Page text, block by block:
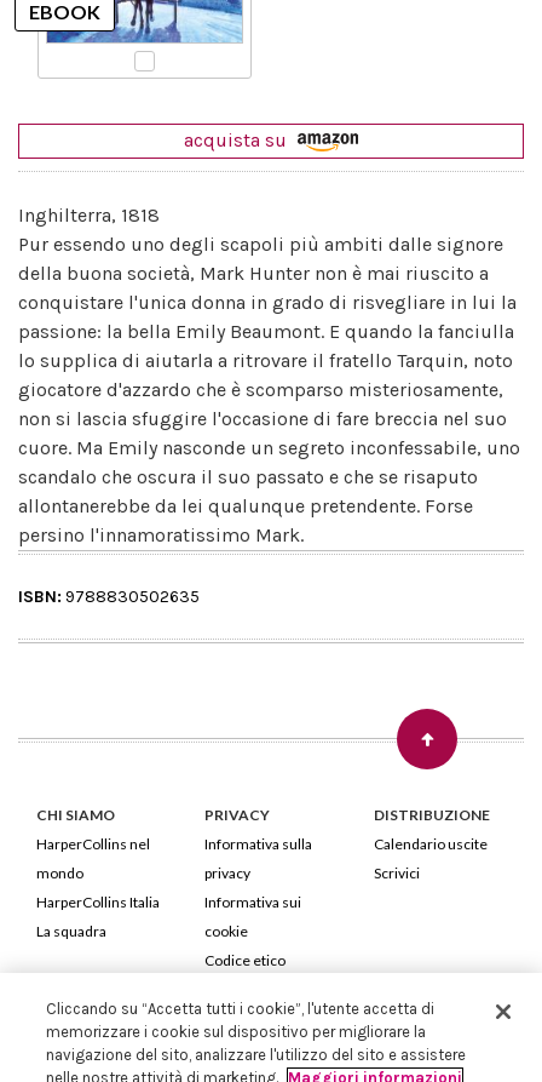
acquista su
Inghilterra, 1818
Pur essendo uno degli scapoli più ambiti dalle signore
della buona società, Mark Hunter non è mai riuscito a
conquistare l'unica donna in grado di risvegliare in lui la
passione: la bella Emily Beaumont. E quando la fanciulla
lo supplica di aiutarla a ritrovare il fratello Tarquin, noto
giocatore d'azzardo che è scomparso misteriosamente,
non si lascia sfuggire l'occasione di fare breccia nel suo
cuore. Ma Emily nasconde un segreto inconfessabile, uno
scandalo che oscura il suo passato e che se risaputo
allontanerebbe da lei qualunque pretendente. Forse
persino l'innamoratissimo Mark.
ISBN: 9788830502635
CHI SIAMO
HarperCollins nel
mondo
HarperCollins Italia
La squadra
PRIVACY
Informativa sulla
privacy
Informativa sui
cookie
Codice etico
DISTRIBUZIONE
Calendario uscite
Scrivici
HarperCollins Italia S.p.A. Viale Monte Nero, 84 - 20135 Milano
Cod. Fiscale e P.IVA 05946780151 - Capitale Sociale 258.250 €
Iscritta in Milano al Registro delle imprese nr.198004 e REA nr.1051898
Cliccando su “Accetta tutti i cookie”, l'utente accetta di
memorizzare i cookie sul dispositivo per migliorare la
navigazione del sito, analizzare l'utilizzo del sito e assistere
nelle nostre attività di marketing. Maggiori informazioni